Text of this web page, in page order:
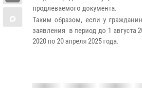
продлеваемого документа.
Таким образом, если у
заявления в период до 1 августа
2020 по 20 апреля 2025 года.